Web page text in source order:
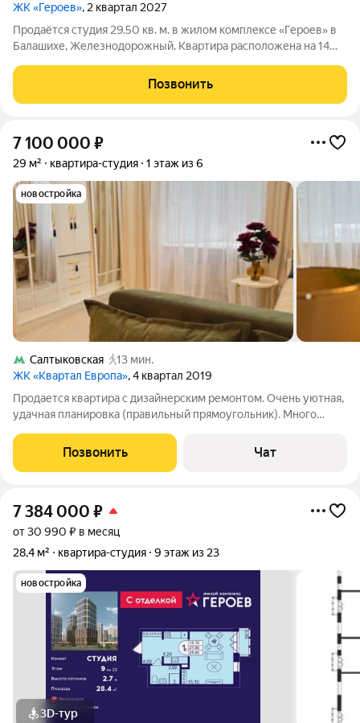
ЖК «Героев», 2 квартал 2027
Продаётся студия 29.50 кв. м. в жилом комплексе «Героев» в
Балашихе, Железнодорожный. Квартира расположена на 14
минут до центра Москвы. При покупке квартиры в сданном
доме ключи выдаются
Позвонить
7 100 000 ₽
29 м² квартира-студия 1 этаж из 6
новостройка
Салтыковская
13 мин.
ЖК «Квартал Европа», 4 квартал 2019
Продается квартира с дизайнерским ремонтом. Очень уютная,
удачная планировка (правильный прямоугольник). Много
квартирах- студиях. Прекрасно сдается с первого показа,
можно приобрести для сдачи в
Позвонить Чат
7 384 000 ₽
от 30 990 ₽ в месяц
28,4 м²
квартира-студия 9 этаж из 23
новостройка
3D-тур